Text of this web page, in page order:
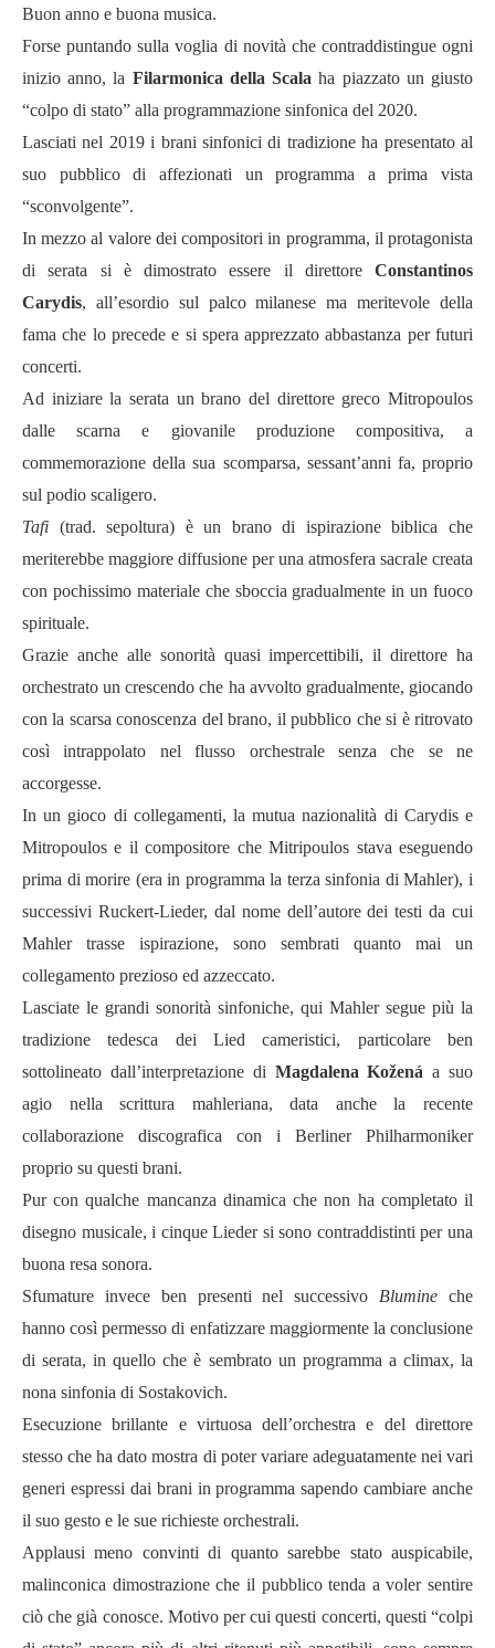
Buon anno e buona musica.
Forse puntando sulla voglia di novità che contraddistingue ogni
inizio anno, la Filarmonica della Scala ha piazzato un giusto
“colpo di stato” alla programmazione sinfonica del 2020.
Lasciati nel 2019 i brani sinfonici di tradizione ha presentato al
suo pubblico di affezionati un programma a prima vista
“sconvolgente”.
In mezzo al valore dei compositori in programma, il protagonista
di serata si è dimostrato essere il direttore Constantinos
Carydis, all’esordio sul palco milanese ma meritevole della
fama che lo precede e si spera apprezzato abbastanza per futuri
concerti.
Ad iniziare la serata un brano del direttore greco Mitropoulos
dalle scarna e giovanile produzione compositiva, a
commemorazione della sua scomparsa, sessant’anni fa, proprio
sul podio scaligero.
Tafi (trad. sepoltura) è un brano di ispirazione biblica che
meriterebbe maggiore diffusione per una atmosfera sacrale creata
con pochissimo materiale che sboccia gradualmente in un fuoco
spirituale.
Grazie anche alle sonorità quasi impercettibili, il direttore ha
orchestrato un crescendo che ha avvolto gradualmente, giocando
con la scarsa conoscenza del brano, il pubblico che si è ritrovato
così intrappolato nel flusso orchestrale senza che se ne
accorgesse.
In un gioco di collegamenti, la mutua nazionalità di Carydis e
Mitropoulos e il compositore che Mitripoulos stava eseguendo
prima di morire (era in programma la terza sinfonia di Mahler), i
successivi Ruckert-Lieder, dal nome dell’autore dei testi da cui
Mahler trasse ispirazione, sono sembrati quanto mai un
collegamento prezioso ed azzeccato.
Lasciate le grandi sonorità sinfoniche, qui Mahler segue più la
tradizione tedesca dei Lied cameristici, particolare ben
sottolineato dall’interpretazione di Magdalena Kožená a suo
agio nella scrittura mahleriana, data anche la recente
collaborazione discografica con i Berliner Philharmoniker
proprio su questi brani.
Pur con qualche mancanza dinamica che non ha completato il
disegno musicale, i cinque Lieder si sono contraddistinti per una
buona resa sonora.
Sfumature invece ben presenti nel successivo Blumine che
hanno così permesso di enfatizzare maggiormente la conclusione
di serata, in quello che è sembrato un programma a climax, la
nona sinfonia di Sostakovich.
Esecuzione brillante e virtuosa dell’orchestra e del direttore
stesso che ha dato mostra di poter variare adeguatamente nei vari
generi espressi dai brani in programma sapendo cambiare anche
il suo gesto e le sue richieste orchestrali.
Applausi meno convinti di quanto sarebbe stato auspicabile,
malinconica dimostrazione che il pubblico tenda a voler sentire
ciò che già conosce. Motivo per cui questi concerti, questi “colpi